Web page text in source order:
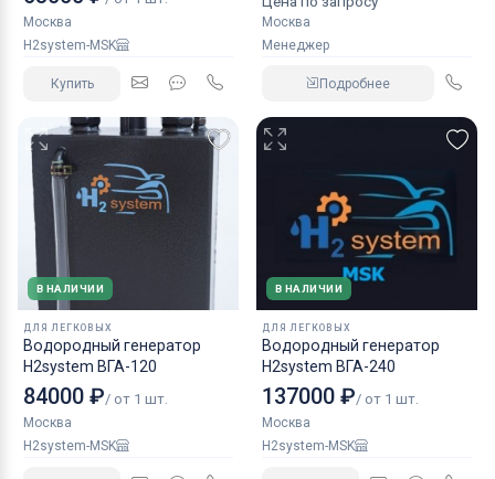
Москва
H2system-MSK
Купить
Москва
Менеджер
Подробнее
В НАЛИЧИИ
ДЛЯ ЛЕГКОВЫХ
Водородный генератор
H2system ВГА-120
84000 ₽/ от 1 шт.
Москва
H2system-MSK
В НАЛИЧИИ
ДЛЯ ЛЕГКОВЫХ
Водородный генератор
H2system ВГА-240
137000 ₽/ от 1 шт.
Москва
H2system-MSK